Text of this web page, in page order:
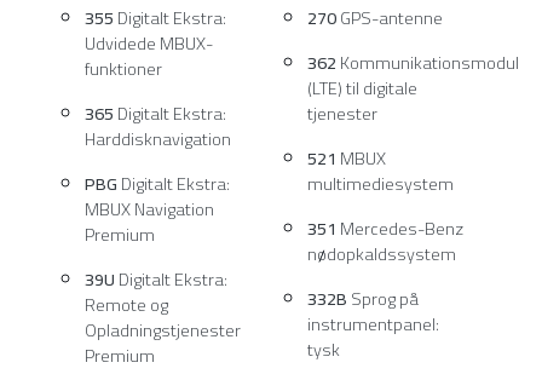
355Digitalt Ekstra:
Udvidede MBUX-
funktioner
365Digitalt Ekstra:
Harddisknavigation
PBGDigitalt Ekstra:
MBUX Navigation
Premium
39UDigitalt Ekstra:
Remote og
Opladningstjenester
Premium
270GPS-antenne
362Kommunikationsmodul
(LTE) til digitale
tjenester
521 MBUX
multimediesystem
351 Mercedes-Benz
nødopkaldssystem
332BSprog på
instrumentpanel:
tysk